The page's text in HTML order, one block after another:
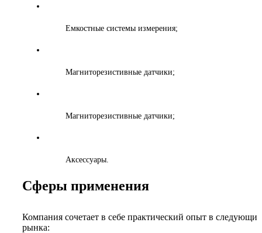
Емкостные системы измерения;
Магниторезистивные датчики;
Магниторезистивные датчики;
Аксессуары.
Сферы применения
Компания сочетает в себе практический опыт в
рынка: